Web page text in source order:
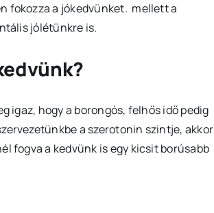
fokozza a jókedvünket. mellett a
jólétünkre is.
igaz, hogy a borongós, felhős idő pedig
a szerotonin szintje, akkor
fogva a kedvünk is egy kicsit borúsabb